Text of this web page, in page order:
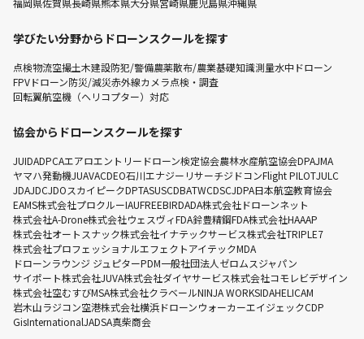
福岡県佐賀県長崎県熊本県大分県宮崎県鹿児島県沖縄県
学びたい分野からドローンスクールを探す
点検物流空撮土木建設防犯/警備農薬散布/農業基礎知識測量水中ドローン
FPVドローン防災/減災赤外線カメラ点検・調査
回転翼航空機（ヘリコプター）対応
協会からドローンスクールを探す
JUIDADPCAエアロエントリー ドローン検定協会農林水産航空協会DPAJMA
ヤマハ発動機JUAVACDEO石川エナジーリサーチジドコンFlight PILOTJULC
JDAJDCJDOスカイピークDPTASUSCDBATWCDSCJDPA日本航空教育協会
EAMS株式会社プロクルーIAUFREEBIRDADA株式会社ドローンネット
株式会社A-Drone株式会社ウェスヴィFDA鈴豊精鋼FDA株式会社HAAAP
株式会社オートスナック株式会社イナテックサービス株式会社TRIPLE7
株式会社プロフェッショナルエフェクトアイテックMDA
ドローンラウンジ ジュピターPDM一般社団法人ゼロムスジャパン
サイポート株式会社JUVA株式会社ダイヤサービス株式会社コモレビデザイン
株式会社空むすびMSA株式会社クラベールNINJA WORKSIDAHELICAM
岩木山ラジコン空港株式会社横浜ドローンウォーカーエイジェックCDP
GisInternationalJADSA真柴商会